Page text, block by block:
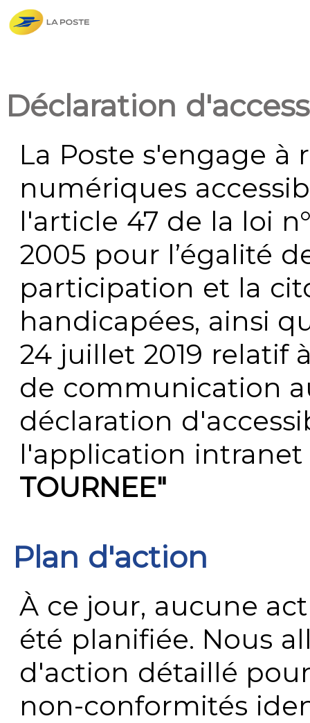
Déclaration
La Poste s'engage à
numériques
l'article 47 de la loi
2005 pour l’égalité
participation et la
handicapées, ainsi
24 juillet 2019 relatif
de communication
déclaration
l'application
TOURNEE"
Plan d'action
À ce jour, aucune
été planifiée. Nous
d'action détaillé
non-conformités